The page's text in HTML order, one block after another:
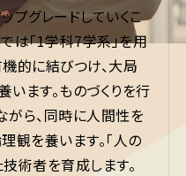
プグレードしていくこ
は「1学科7学系」を用
的に結びつけ、大局
ます。ものづくりを行
ら、同時に人間性を
観を養います。「人の
術者を育成します。